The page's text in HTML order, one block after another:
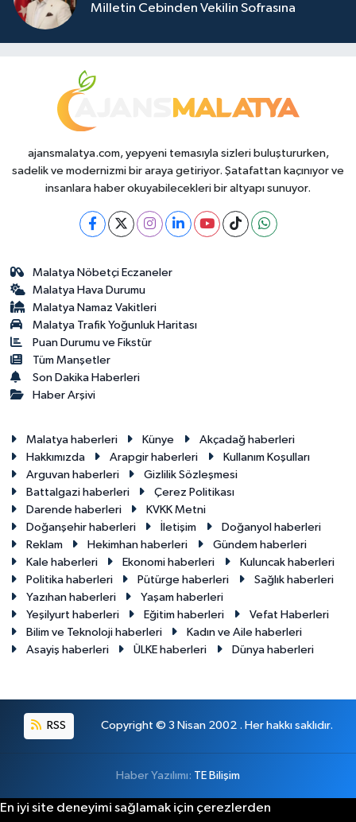
Milletin Cebinden Vekilin Sofrasına
ajansmalatya.com, yepyeni temasıyla sizleri buluştururken,
sadelik ve modernizmi bir araya getiriyor. Şatafattan kaçınıyor ve
insanlara haber okuyabilecekleri bir altyapı sunuyor.
Malatya Nöbetçi Eczaneler
Malatya Hava Durumu
Malatya Namaz Vakitleri
Malatya Trafik Yoğunluk Haritası
Puan Durumu ve Fikstür
Tüm Manşetler
Son Dakika Haberleri
Haber Arşivi
Malatya haberleri Künye
Akçadağ haberleri
Hakkımızda
Arapgir haberleri
Kullanım Koşulları
Arguvan haberleri
Gizlilik Sözleşmesi
Battalgazi haberleri
Çerez Politikası
Darende haberleri
KVKK Metni
Doğanşehir haberleri
İletişim
Doğanyol haberleri
Reklam
Hekimhan haberleri
Gündem haberleri
Kale haberleri
Ekonomi haberleri
Kuluncak haberleri
Politika haberleri
Pütürge haberleri
Sağlık haberleri
Yazıhan haberleri
Yaşam haberleri
Yeşilyurt haberleri
Eğitim haberleri
Vefat Haberleri
Bilim ve Teknoloji haberleri
Kadın ve Aile haberleri
Asayiş haberleri
ÜLKE haberleri Dünya haberleri
RSS Copyright © 3 Nisan 2002 . Her hakkı saklıdır.
Haber Yazılımı: TE Bilişim
En iyi site deneyimi sağlamak için çerezlerden